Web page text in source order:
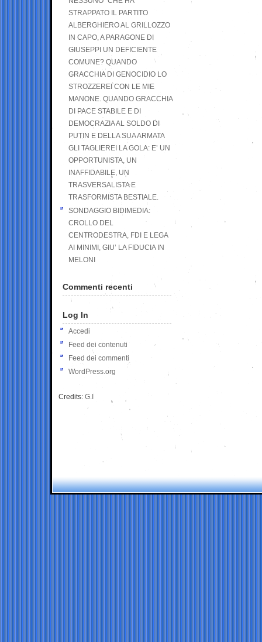
STRAPPATO IL PARTITO
ALBERGHIERO AL GRILLOZZO
IN CAPO, A PARAGONE DI
GIUSEPPI UN DEFICIENTE
COMUNE? QUANDO
GRACCHIA DI GENOCIDIO LO
STROZZEREI CON LE MIE
MANONE. QUANDO GRACCHIA
DI PACE STABILE E DI
DEMOCRAZIA AL SOLDO DI
PUTIN E DELLA SUA ARMATA
GLI TAGLIEREI LA GOLA: E’ UN
OPPORTUNISTA, UN
INAFFIDABILE, UN
TRASVERSALISTA E
TRASFORMISTA BESTIALE.
SONDAGGIO BIDIMEDIA:
CROLLO DEL
CENTRODESTRA, FDI E LEGA
AI MINIMI, GIU’ LA FIDUCIA IN
MELONI
Commenti recenti
Log In
Accedi
Feed dei contenuti
Feed dei commenti
WordPress.org
Credits: G.I